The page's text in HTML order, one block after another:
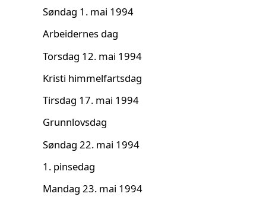
Søndag 1. mai 1994
Arbeidernes dag
Torsdag 12. mai 1994
Kristi himmelfartsdag
Tirsdag 17. mai 1994
Grunnlovsdag
Søndag 22. mai 1994
1. pinsedag
Mandag 23. mai 1994